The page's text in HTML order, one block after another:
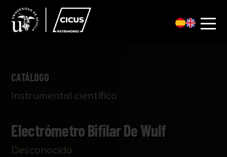
CATÁLOGO
Instrumental científico
Electrómetro Bifilar De Wulf
Desconocido